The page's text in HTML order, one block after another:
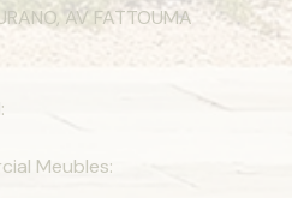
AV FATTOUMA
Meubles: